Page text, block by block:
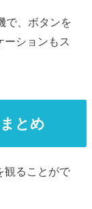
で、ボタンを
ションもス
とめ
観ることがで